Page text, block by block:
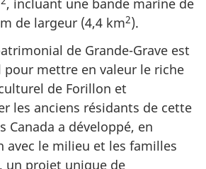
, incluant une bande marine de
de largeur (4,4 km2).
de Grande-Grave est
pour mettre en valeur le riche
de Forillon et
les anciens résidants de cette
Canada a développé, en
avec le milieu et les familles
un projet unique de